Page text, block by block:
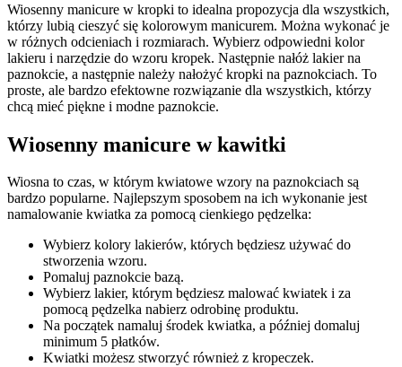
Wiosenny manicure w kropki to idealna propozycja dla wszystkich,
którzy lubią cieszyć się kolorowym manicurem. Można wykonać je
w różnych odcieniach i rozmiarach. Wybierz odpowiedni kolor
lakieru i narzędzie do wzoru kropek. Następnie nałóż lakier na
paznokcie, a następnie należy nałożyć kropki na paznokciach. To
proste, ale bardzo efektowne rozwiązanie dla wszystkich, którzy
chcą mieć piękne i modne paznokcie.
Wiosenny manicure w kawitki
Wiosna to czas, w którym kwiatowe wzory na paznokciach są
bardzo popularne. Najlepszym sposobem na ich wykonanie jest
namalowanie kwiatka za pomocą cienkiego pędzelka:
Wybierz kolory lakierów, których będziesz używać do
stworzenia wzoru.
Pomaluj paznokcie bazą.
Wybierz lakier, którym będziesz malować kwiatek i za
pomocą pędzelka nabierz odrobinę produktu.
Na początek namaluj środek kwiatka, a później domaluj
minimum 5 płatków.
Kwiatki możesz stworzyć również z kropeczek.